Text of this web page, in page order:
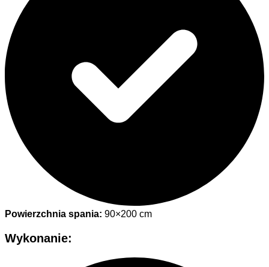
Powierzchnia spania: 90×200 cm
Wykonanie: